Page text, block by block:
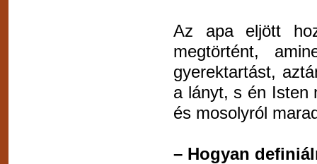
Az apa eljött
megtörtént,
gyerektartást,
a lányt, s én Isten
és mosolyról
– Hogyan